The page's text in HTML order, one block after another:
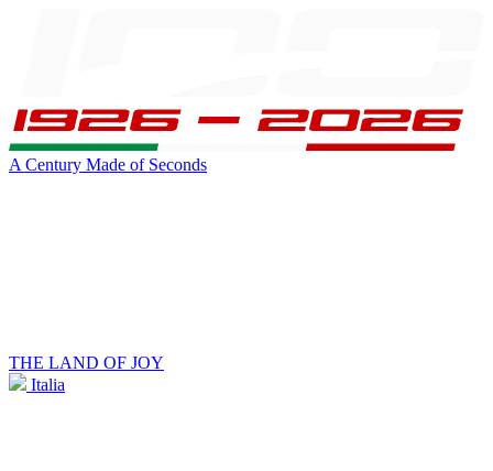
A Century Made of Seconds
THE LAND OF JOY
Italia